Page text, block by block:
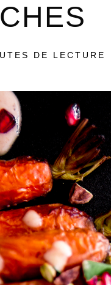
DE LECTURE